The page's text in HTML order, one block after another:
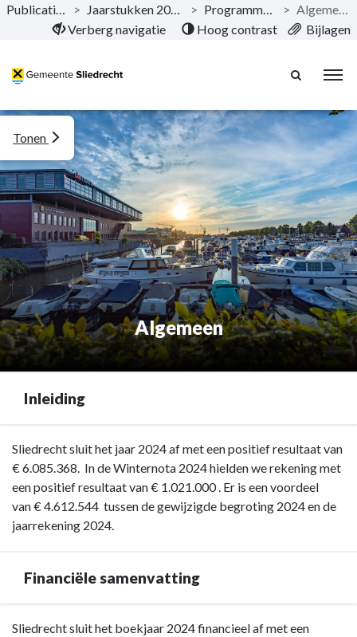
Naar hoofdinhoud
Publicaties > Jaarstukken 2024 > Programma’s >
Algemeen
Verberg navigatie
Hoog contrast Bijlagen
Algemeen
Tonen
Inleiding
Terug
naar
navigatie
Algemeen
Sliedrecht sluit het jaar 2024 af met een positief resultaat van
€6.085.368. In de Winternota 2024 hielden we rekening met
een positief resultaat van€ 1.021.000 . Er is een voordeel
van€ 4.612.544 tussen de gewijzigde begroting 2024 en de
jaarrekening 2024.
Financiële samenvatting
Terug
Sliedrecht sluit het boekjaar 2024 financieel af met een